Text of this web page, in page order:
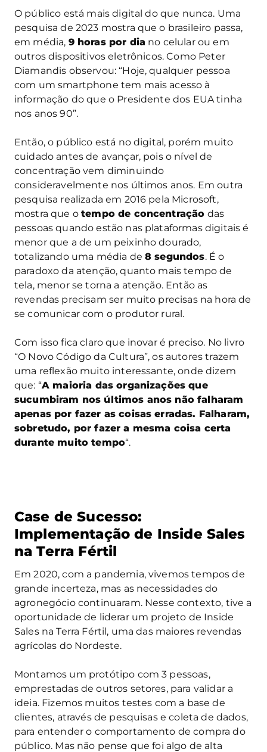
O público está mais digital do que nunca. Uma
pesquisa de 2023 mostra que o brasileiro passa,
em média, 9 horas por dia no celular ou em
outros dispositivos eletrônicos. Como Peter
Diamandis observou: “Hoje, qualquer pessoa
com um smartphone tem mais acesso à
informação do que o Presidente dos EUA tinha
nos anos 90”.
Então, o público está no digital, porém muito
cuidado antes de avançar, pois o nível de
concentração vem diminuindo
consideravelmente nos últimos anos. Em outra
pesquisa realizada em 2016 pela Microsoft,
mostra que otempo de concentração das
pessoas quando estão nas plataformas digitais é
menor que a de um peixinho dourado,
totalizando uma média de8 segundos. É o
paradoxo da atenção, quanto mais tempo de
tela, menor se torna a atenção. Então as
revendas precisam ser muito precisas na hora de
se comunicar com o produtor rural.
Com isso fica claro que inovar é preciso. No livro
“O Novo Código da Cultura”, os autores trazem
uma reflexão muito interessante, onde dizem
que: “A maioria das organizações que
sucumbiram nos últimos anos não falharam
apenas por fazer as coisas erradas. Falharam,
sobretudo, por fazer a mesma coisa certa
durante muito tempo“.
Case de Sucesso:
Implementação de Inside Sales
na Terra Fértil
Em 2020, com a pandemia, vivemos tempos de
grande incerteza, mas as necessidades do
agronegócio continuaram. Nesse contexto, tive a
oportunidade de liderar um projeto de Inside
Sales na Terra Fértil, uma das maiores revendas
agrícolas do Nordeste.
Montamos um protótipo com 3 pessoas,
emprestadas de outros setores, para validar a
ideia. Fizemos muitos testes com a base de
clientes, através de pesquisas e coleta de dados,
para entender o comportamento de compra do
público. Mas não pense que foi algo de alta